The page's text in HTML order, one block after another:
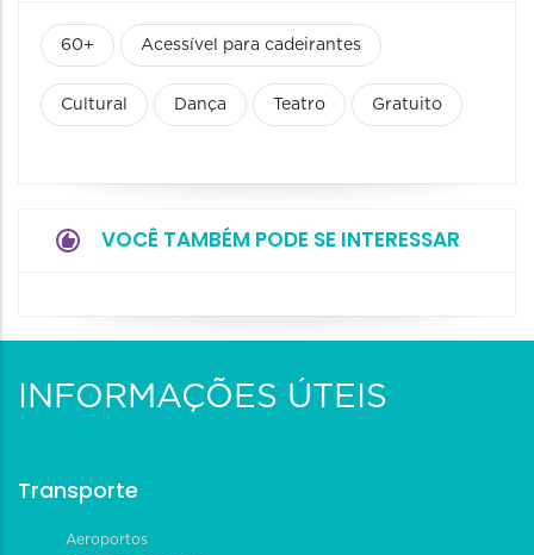
60+ Acessível para cadeirantes
Cultural Dança Teatro Gratuito
VOCÊ TAMBÉM PODE SE INTERESSAR
INFORMAÇÕES ÚTEIS
Transporte
Aeroportos